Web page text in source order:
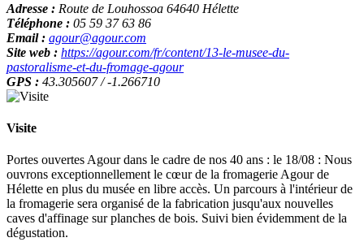
Adresse : Route de Louhossoa 64640 Hélette
Téléphone : 05 59 37 63 86
Email : agour@agour.com
Site web : https://agour.com/fr/content/13-le-musee-du-
pastoralisme-et-du-fromage-agour
GPS : 43.305607 / -1.266710
Visite
Portes ouvertes Agour dans le cadre de nos 40 ans : le 18/08 : Nous
ouvrons exceptionnellement le cœur de la fromagerie Agour de
Hélette en plus du musée en libre accès. Un parcours à l'intérieur de
la fromagerie sera organisé de la fabrication jusqu'aux nouvelles
caves d'affinage sur planches de bois. Suivi bien évidemment de la
dégustation.